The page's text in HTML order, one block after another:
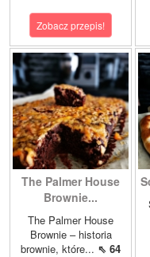
Zobacz przepis!
The Palmer House
Brownie...
The Palmer House
Brownie – historia
brownie, które... ⇖ 64